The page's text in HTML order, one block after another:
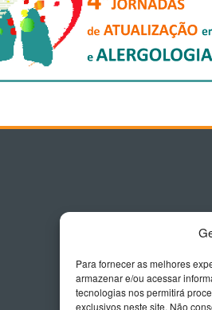
Para fornecer as melhores
armazenar e/ou acessar
tecnologias nos permitirá
exclusivos neste site. Não